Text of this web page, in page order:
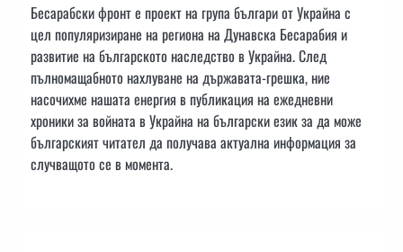
Бесарабски фронт е проект на група българи от Украйна с
цел популяризиране на региона на Дунавска Бесарабия и
развитие на българското наследство в Украйна. След
пълномащабното нахлуване на държавата-грешка, ние
насочихме нашата енергия в публикация на ежедневни
хроники за войната в Украйна на български език за да може
българският читател да получава актуална информация за
случващото се в момента.